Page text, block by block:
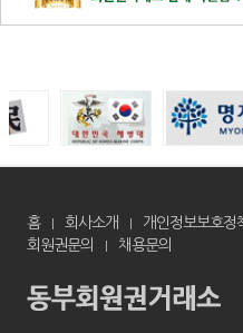
홈 회사소개 개인정보보호정
회원권문의
채용문의